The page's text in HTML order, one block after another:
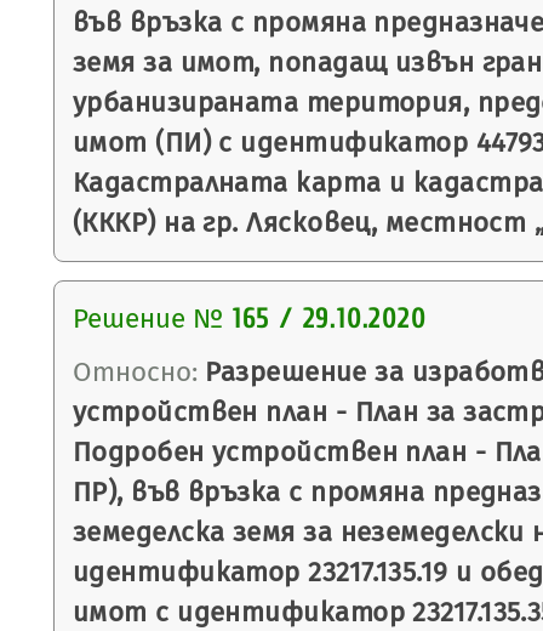
във връзка с промяна
земя за имот, попадащ извън
урбанизираната територия,
имот (ПИ) с идентификатор
Кадастралната карта и
(КККР) на гр. Лясковец, местност
Решение № 165 / 29.10.2020
Относно: Разрешение за
устройствен план - План за
Подробен устройствен план -
ПР), във връзка с промяна
земеделска земя за
идентификатор 23217.135.19 и
имот с идентификатор